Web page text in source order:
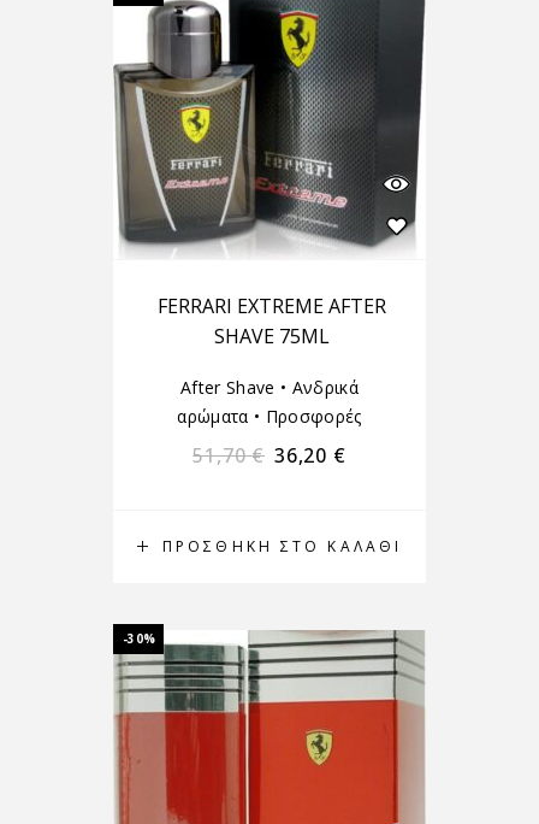
ΠΡΟΣΘΉΚΗ ΣΤΟ ΚΑΛΆΘΙ
FERRARI EXTREME AFTER
SHAVE 75ML
After Shave • Ανδρικά
αρώματα • Προσφορές
51,70€ 36,20 €
-30%